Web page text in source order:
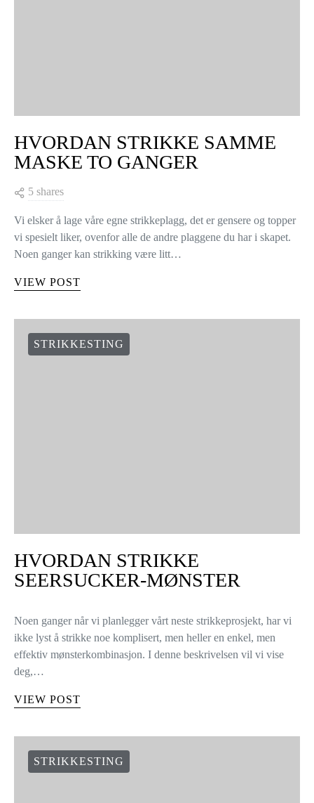
HVORDAN STRIKKE SAMME
MASKE TO GANGER
5 shares
Vi elsker å lage våre egne strikkeplagg, det er gensere og topper
vi spesielt liker, ovenfor alle de andre plaggene du har i skapet.
Noen ganger kan strikking være litt…
VIEW POST
STRIKKESTING
HVORDAN STRIKKE
SEERSUCKER-MØNSTER
Noen ganger når vi planlegger vårt neste strikkeprosjekt, har vi
ikke lyst å strikke noe komplisert, men heller en enkel, men
effektiv mønsterkombinasjon. I denne beskrivelsen vil vi vise
deg,…
VIEW POST
STRIKKESTING